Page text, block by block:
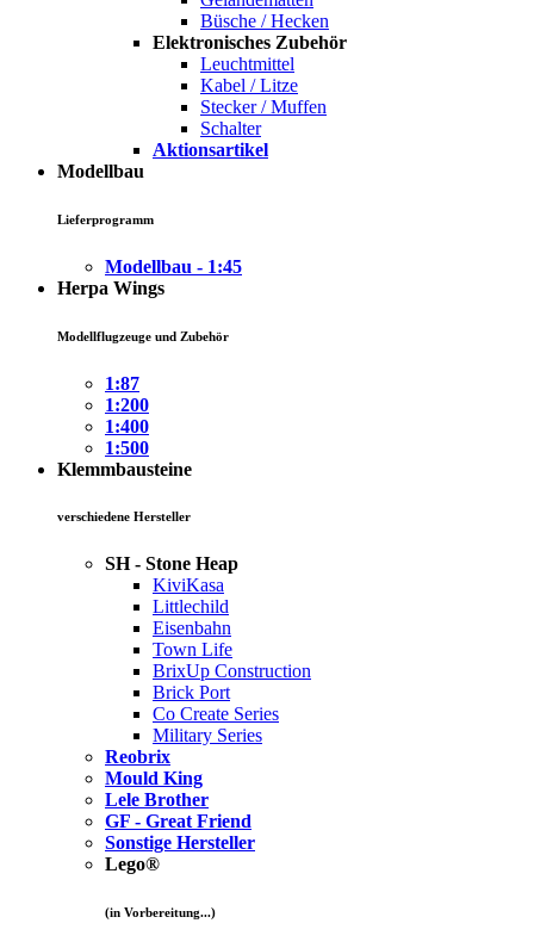
Büsche / Hecken
Elektronisches Zubehör
Leuchtmittel
Kabel / Litze
Stecker / Muffen
Schalter
Aktionsartikel
Modellbau
Lieferprogramm
Modellbau - 1:45
Herpa Wings
Modellflugzeuge und Zubehör
1:87
1:200
1:400
1:500
Klemmbausteine
verschiedene Hersteller
SH - Stone Heap
KiviKasa
Littlechild
Eisenbahn
Town Life
BrixUp Construction
Brick Port
Co Create Series
Military Series
Reobrix
Mould King
Lele Brother
GF - Great Friend
Sonstige Hersteller
Lego®
(in Vorbereitung...)